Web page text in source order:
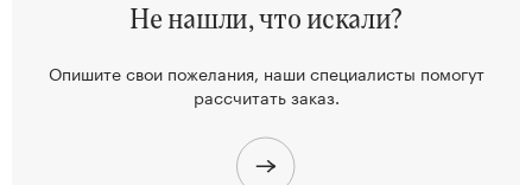
Не нашли,что искали?
Опишите свои пожелания, нашиспециалисты помогут
рассчитать заказ.